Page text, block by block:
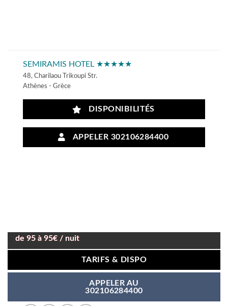
SEMIRAMIS HOTEL ★★★★★
48, Charilaou Trikoupi Str.
Athènes - Grèce
DISPONIBILITÉS
APPELER 302106284400
de 95 à 95€ / nuit
TARIFS & DISPO
APPELER AU
302106284400